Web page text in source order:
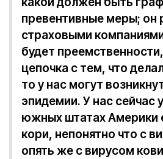
превентивные меры; он
страховыми
будет
цепочка с тем, что
то у нас могут
эпидемии. У нас сейчас
южных штатах Америки
кори, непонятно что с
опять же с вирусом